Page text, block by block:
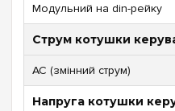
Модульний на din-рейку
Струм котушки
AC (змінний струм)
Напруга котушки